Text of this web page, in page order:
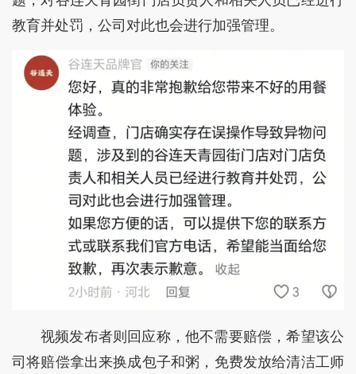
教育并处罚，公司对此也会进行加强管理。
视频发布者则回应称，他不需要赔偿，希望该公
司将赔偿拿出来换成包子和粥，免费发放给清洁工师